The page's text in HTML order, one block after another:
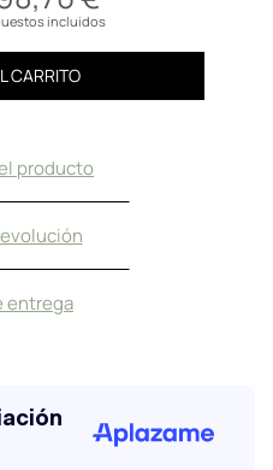
incluidos
CARRITO
producto
entrega